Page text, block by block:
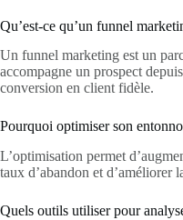
Qu’est-ce qu’un funnel
Un funnel marketing est un
accompagne un prospect
conversion en client fidèle.
Pourquoi optimiser son
L’optimisation permet
taux d’abandon et d’améliorer
Quels outils utiliser pour